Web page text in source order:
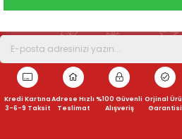
Kredi Kartına
3-6-9 Taksit
Adrese Hızlı
Teslimat
%100 Güvenli
Alışveriş
Orjinal
Garantisi